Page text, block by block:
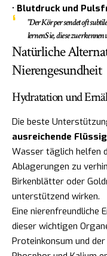
• Blutdruck und
"Der Körper sendet oft
lernen Sie, diese zu erkennen
Natürliche
Nierengesundheit
Hydratation und
Die beste
ausreichende
Wasser täglich helfen
Ablagerungen zu
Birkenblätter oder
unterstützend wirken.
Eine nierenfreundliche
dieser wichtigen
Proteinkonsum und